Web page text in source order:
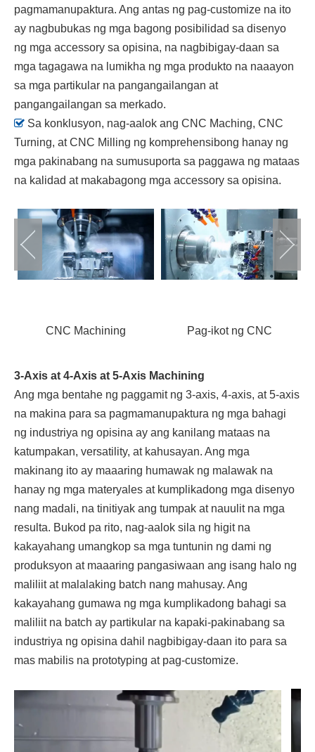
pagmamanupaktura. Ang antas ng pag-customize na ito
ay nagbubukas ng mga bagong posibilidad sa disenyo
ng mga accessory sa opisina, na nagbibigay-daan sa
mga tagagawa na lumikha ng mga produkto na naaayon
sa mga partikular na pangangailangan at
pangangailangan sa merkado.
 Sa konklusyon, nag-aalok ang CNC Maching, CNC
Turning, at CNC Milling ng komprehensibong hanay ng
mga pakinabang na sumusuporta sa paggawa ng mataas
na kalidad at makabagong mga accessory sa opisina.
3-Axis at 4-Axis at 5-Axis Machining
Ang mga bentahe ng paggamit ng 3-axis, 4-axis, at 5-axis
na makina para sa pagmamanupaktura ng mga bahagi
ng industriya ng opisina ay ang kanilang mataas na
katumpakan, versatility, at kahusayan. Ang mga
makinang ito ay maaaring humawak ng malawak na
hanay ng mga materyales at kumplikadong mga disenyo
nang madali, na tinitiyak ang tumpak at nauulit na mga
resulta. Bukod pa rito, nag-aalok sila ng higit na
kakayahang umangkop sa mga tuntunin ng dami ng
produksyon at maaaring pangasiwaan ang isang halo ng
maliliit at malalaking batch nang mahusay. Ang
kakayahang gumawa ng mga kumplikadong bahagi sa
maliliit na batch ay partikular na kapaki-pakinabang sa
industriya ng opisina dahil nagbibigay-daan ito para sa
mas mabilis na prototyping at pag-customize.